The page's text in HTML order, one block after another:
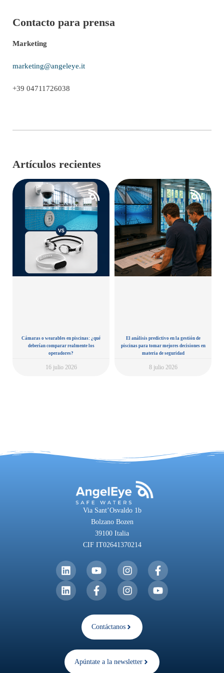
Contacto para prensa
Marketing
marketing@angeleye.it
+39 04711726038
Artículos recientes
Cámaras o wearables en piscinas: ¿qué
deberían comparar realmente los
operadores?
16 julio 2026
El análisis predictivo en la gestión de
piscinas para tomar mejores decisiones en
materia de seguridad
8 julio 2026
Via Sant’Osvaldo 1b
Bolzano Bozen
39100 Italia
CIF IT02641370214
Contáctanos
Apúntate a la newsletter